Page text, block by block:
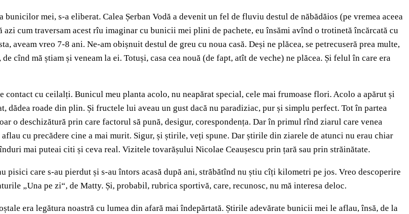
bunicilor mei, s-a eliberat. Calea Șerban Vodă a devenit un fel de fluviu destul de năbădăios (pe vremea aceea
cum traversam acest rîu imaginar cu bunicii mei plini de pachete, eu însămi avînd o trotinetă încărcată cu
aveam vreo 7-8 ani. Ne-am obișnuit destul de greu cu noua casă. Deși ne plăcea, se petrecuseră prea multe,
cînd mă știam și veneam la ei. Totuși, casa cea nouă (de fapt, atît de veche) ne plăcea. Și felul în care era
contact cu ceilalți. Bunicul meu planta acolo, nu neapărat special, cele mai frumoase flori. Acolo a apărut și
dădea roade din plin. Și fructele lui aveau un gust dacă nu paradiziac, pur și simplu perfect. Tot în partea
o deschizătură prin care factorul să pună, desigur, corespondența. Dar în primul rînd ziarul care venea
aflau cu precădere cine a mai murit. Sigur, și știrile, veți spune. Dar știrile din ziarele de atunci nu erau chiar
mai puteai citi și ceva real. Vizitele tovarășului Nicolae Ceaușescu prin țară sau prin străinătate.
pisici care s-au pierdut și s-au întors acasă după ani, străbătînd nu știu cîți kilometri pe jos. Vreo descoperire
„Una pe zi“, de Matty. Și, probabil, rubrica sportivă, care, recunosc, nu mă interesa deloc.
era legătura noastră cu lumea din afară mai îndepărtată. Știrile adevărate bunicii mei le aflau, însă, de la